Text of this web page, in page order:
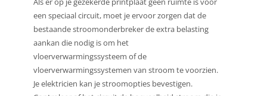
een speciaal circuit, moet je ervoor zorgen dat de
bestaande stroomonderbreker de extra belasting
aankan die nodig is om het
vloerverwarmingssysteem of de
vloerverwarmingssystemen van stroom te voorzien.
Je elektricien kan je stroomopties bevestigen.